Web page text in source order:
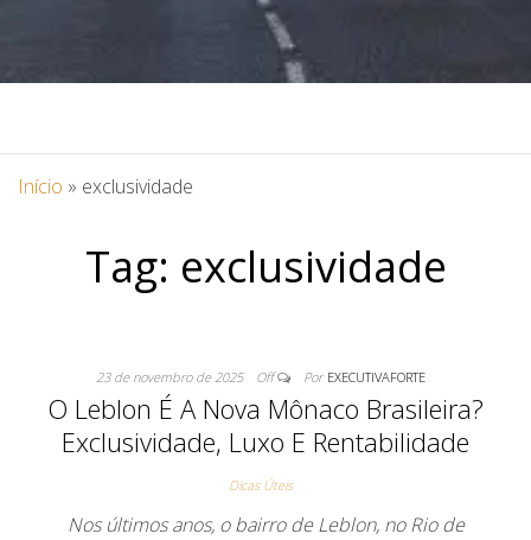
Início » exclusividade
Tag: exclusividade
23 de novembro de 2025 Off Por EXECUTIVAFORTE
O Leblon É A Nova Mônaco Brasileira?
Exclusividade, Luxo E Rentabilidade
Dicas Úteis
Nos últimos anos, o bairro de Leblon, no Rio de